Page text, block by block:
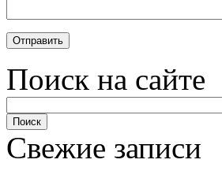
Поиск на сайте
Свежие записи